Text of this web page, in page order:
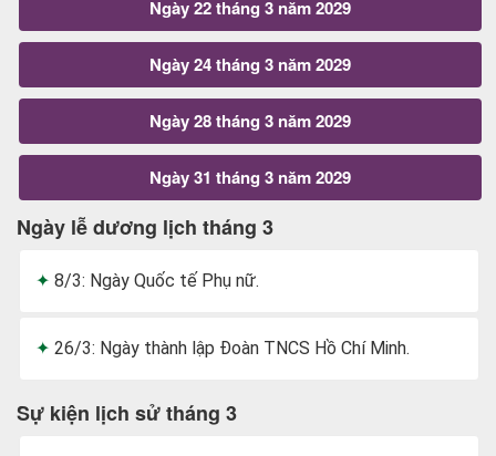
Ngày 22 tháng 3 năm 2029
Ngày 24 tháng 3 năm 2029
Ngày 28 tháng 3 năm 2029
Ngày 31 tháng 3 năm 2029
Ngày lễ dương lịch tháng 3
8/3: Ngày Quốc tế Phụ nữ.
26/3: Ngày thành lập Đoàn TNCS Hồ Chí Minh.
Sự kiện lịch sử tháng 3